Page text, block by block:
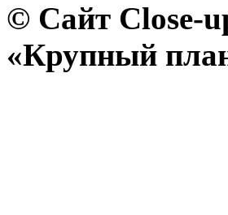
© Сайт Close-
«Крупный